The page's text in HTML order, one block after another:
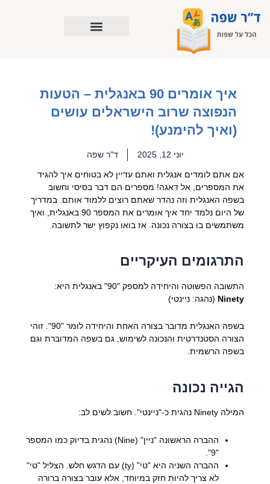
לתוכן
איך אומרים 90 באנגלית – הטעות
הנפוצה שרוב הישראלים עושים
(ואיך להימנע)!
יוני 12, 2025 ד"ר שפה
אם אתם לומדים אנגלית ואתם עדיין לא בטוחים איך להגיד
את המספרים, אל דאגה! מספרים הם דבר בסיסי וחשוב
בשפה האנגלית וזה נהדר שאתם רוצים ללמוד אותם. במדריך
של היום נלמד יחד איך אומרים את המספר 90 באנגלית, ואיך
משתמשים בו בצורה נכונה. אז בואו נקפוץ ישר לתשובה.
התרגומים העיקריים
התשובה הפשוטה והיחידה למספק "90" באנגלית היא:
Ninety (נהגה: ניינטי)
בשפה האנגלית מדובר בצורה האחת והיחידה לומר "90". זוהי
הצורה הסטנדרטית והנכונה לשימוש, גם בשפה המדוברת וגם
בשפה הרשמית.
הגייה נכונה
המילה Ninety נהגית כ-"ניינטי". חשוב לשים לב:
ההברה הראשונה "ניין" (Nine) נהגית בדיוק כמו המספר
"9".
ההברה השניה היא "טי" (ty) עם הדגש חלש. הצליל "טי"
לא צריך להיות חזק במיוחד, אלא עובר בצורה ברורה